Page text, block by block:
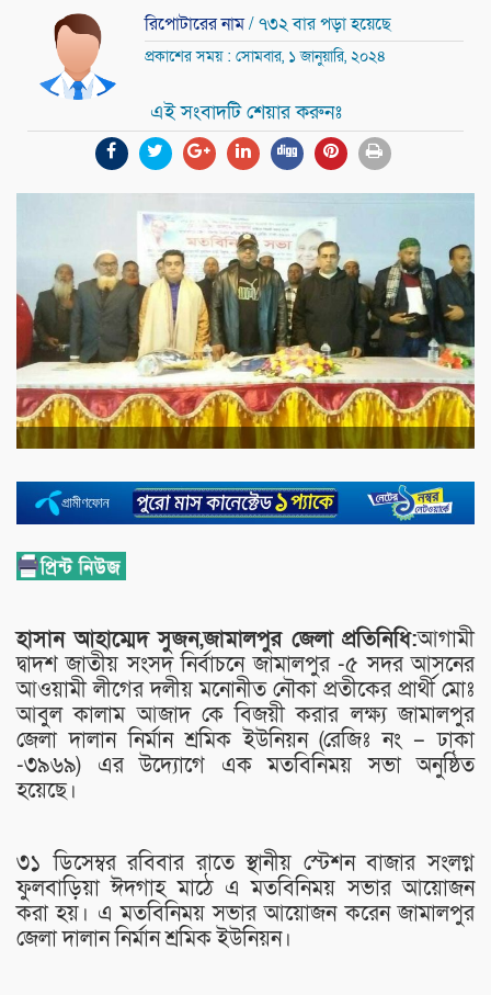
রিপোটারের নাম/ ৭৩২ বার পড়া হয়েছে
প্রকাশের সময় : সোমবার, ১ জানুয়ারি, ২০২৪
এই সংবাদটি শেয়ার করুনঃ
হাসান আহাম্মেদ সুজন,জামালপুর জেলা প্রতিনিধি:আগামী
দ্বাদশ জাতীয় সংসদ নির্বাচনে জামালপুর -৫ সদর আসনের
আওয়ামী লীগের দলীয় মনোনীত নৌকা প্রতীকের প্রার্থী মোঃ
আবুল কালাম আজাদ কে বিজয়ী করার লক্ষ্য জামালপুর
জেলা দালান নির্মান শ্রমিক ইউনিয়ন (রেজিঃ নং – ঢাকা
-৩৯৬৯) এর উদ্যোগে এক মতবিনিময় সভা অনুষ্ঠিত
হয়েছে।
৩১ ডিসেম্বর রবিবার রাতে স্থানীয় স্টেশন বাজার সংলগ্ন
ফুলবাড়িয়া ঈদগাহ মাঠে এ মতবিনিময় সভার আয়োজন
করা হয়। এ মতবিনিময় সভার আয়োজন করেন জামালপুর
জেলা দালান নির্মান শ্রমিক ইউনিয়ন।